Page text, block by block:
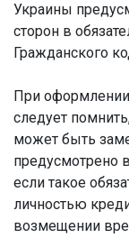
Украины
сторон в
Гражданского
При оформлении
следует
может быть
предусмотрено
если такое
личностью
возмещении